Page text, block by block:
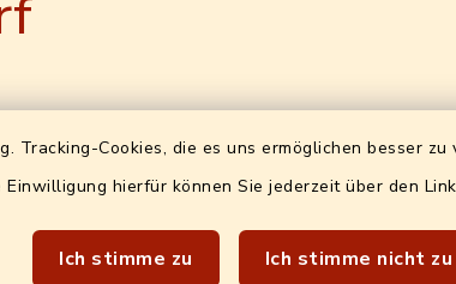
Tracking-Cookies, die es uns ermöglichen besser
hierfür können Sie jederzeit über den
Ich stimme zu Ich stimme nicht zu
(für
24127590-92
Bürgeramt
ohne
Do8-12 + 14-17